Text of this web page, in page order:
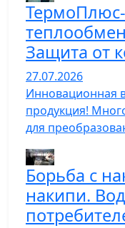
Защита от
27.07.2026
Инновационная
продукция!
для
Борьба с
накипи.